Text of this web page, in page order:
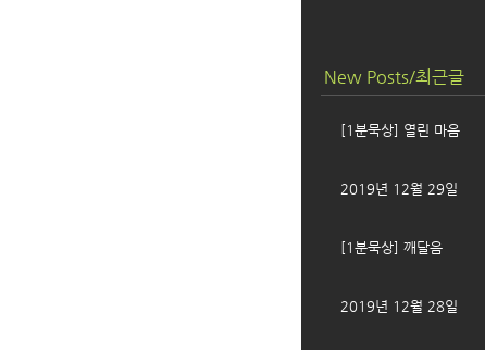
New Posts/최근글
[1분묵상] 열린 마음
2019년 12월 29일
[1분묵상] 깨달음
2019년 12월 28일